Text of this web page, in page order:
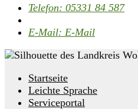
Telefon: 05331 84 587
E-Mail: E-Mail
Startseite
Leichte Sprache
Serviceportal